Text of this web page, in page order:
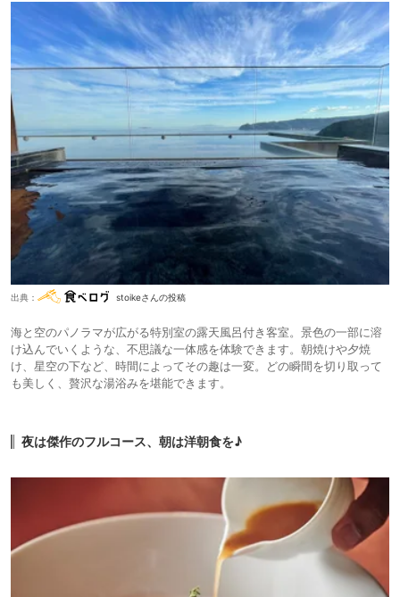
出典： stoikeさんの投稿
海と空のパノラマが広がる特別室の露天風呂付き客室。景色の一部に溶
け込んでいくような、不思議な一体感を体験できます。朝焼けや夕焼
け、星空の下など、時間によってその趣は一変。どの瞬間を切り取って
も美しく、贅沢な湯浴みを堪能できます。
夜は傑作のフルコース、朝は洋朝食を♪